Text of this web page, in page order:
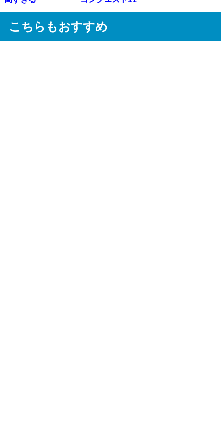
こちらもおすすめ